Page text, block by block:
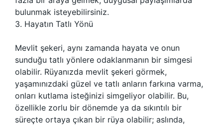
bulunmak isteyebilirsiniz.
3. Hayatın Tatlı Yönü
Mevlit şekeri, aynı zamanda hayata ve onun
sunduğu tatlı yönlere odaklanmanın bir simgesi
olabilir. Rüyanızda mevlit şekeri görmek,
yaşamınızdaki güzel ve tatlı anların farkına varma,
onları kutlama isteğinizi simgeliyor olabilir. Bu,
özellikle zorlu bir dönemde ya da sıkıntılı bir
süreçte ortaya çıkan bir rüya olabilir; aslında,